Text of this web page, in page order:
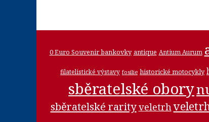
0 Euro Souvenir bankovky antique Antium Aurum
filatelistické výstavy fosilie historické motocykly
sběratelské obory
sběratelské rarityveletrh